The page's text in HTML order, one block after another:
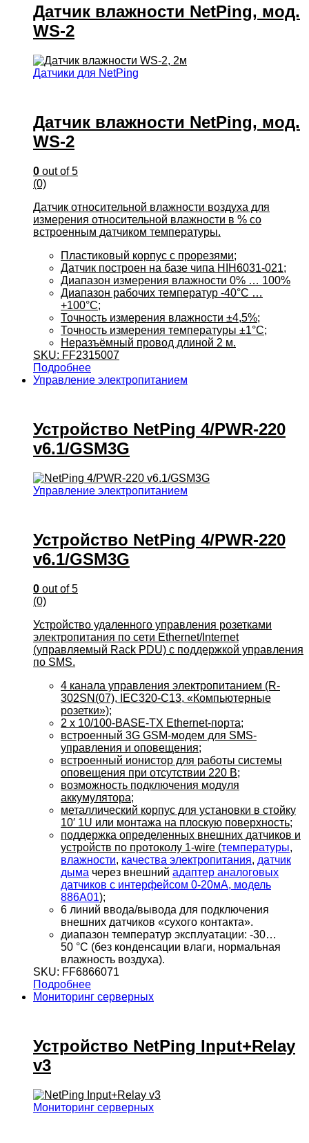
Датчик влажности NetPing, мод.
WS-2
Датчики для NetPing
Датчик влажности NetPing, мод.
WS-2
0 out of 5
(0)
Датчик относительной влажности воздуха для
измерения относительной влажности в % со
встроенным датчиком температуры.
Пластиковый корпус с прорезями;
Датчик построен на базе чипа HIH6031-021;
Диапазон измерения влажности 0% … 100%
Диапазон рабочих температур -40°C …
+100°C;
Точность измерения влажности ±4,5%;
Точность измерения температуры ±1°C;
Неразъёмный провод длиной 2 м.
SKU: FF2315007
Подробнее
Управление электропитанием
Устройство NetPing 4/PWR-220
v6.1/GSM3G
Управление электропитанием
Устройство NetPing 4/PWR-220
v6.1/GSM3G
0 out of 5
(0)
Устройство удаленного управления розетками
электропитания по сети Ethernet/Internet
(управляемый Rack PDU) c поддержкой управления
по SMS.
4 канала управления электропитанием (R-
302SN(07), IEC320-C13, «Компьютерные
розетки»);
2 х 10/100-BASE-TX Ethernet-порта;
встроенный 3G GSM-модем для SMS-
управления и оповещения;
встроенный ионистор для работы системы
оповещения при отсутствии 220 В;
возможность подключения модуля
аккумулятора;
металлический корпус для установки в стойку
10′ 1U или монтажа на плоскую поверхность;
поддержка определенных внешних датчиков и
устройств по протоколу 1-wire (температуры,
влажности, качества электропитания, датчик
дыма через внешний адаптер аналоговых
датчиков с интерфейсом 0-20мА, модель
886A01);
6 линий ввода/вывода для подключения
внешних датчиков «сухого контакта».
диапазон температур эксплуатации: -30…
50 °С (без конденсации влаги, нормальная
влажность воздуха).
SKU: FF6866071
Подробнее
Мониторинг серверных
Устройство NetPing Input+Relay
v3
Мониторинг серверных